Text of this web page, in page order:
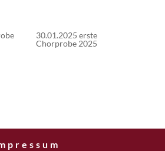
30.01.2025 erste
Chorprobe 2025